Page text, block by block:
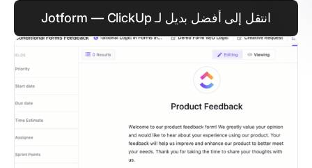
انتقل إلى أفضل بديل لـ Jotform — ClickUp